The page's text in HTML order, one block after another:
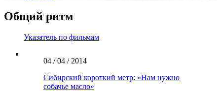
Общий ритм
Указатель по фильмам
04 / 04 / 2014
Сибирский короткий метр: «Нам нужно
собачье масло»